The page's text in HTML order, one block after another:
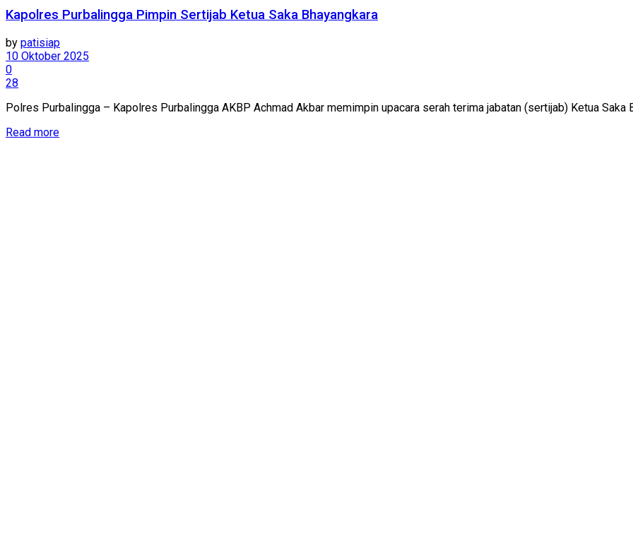
Kapolres Purbalingga Pimpin Sertijab Ketua Saka Bhayangkara
by patisiap
10 Oktober 2025
0
28
Polres Purbalingga – Kapolres Purbalingga AKBP Achmad Akbar memimpin upacara serah terima jabatan (sertijab) Ketua Saka
Read moreDetails